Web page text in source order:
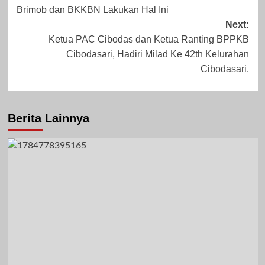
Brimob dan BKKBN Lakukan Hal Ini
Next:
Ketua PAC Cibodas dan Ketua Ranting BPPKB
Cibodasari, Hadiri Milad Ke 42th Kelurahan
Cibodasari.
Berita Lainnya